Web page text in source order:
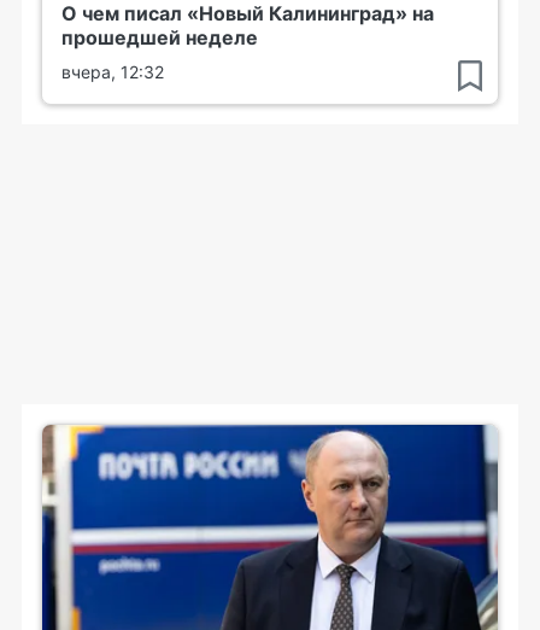
О чем писал «Новый Калининград» на
прошедшей неделе
вчера, 12:32